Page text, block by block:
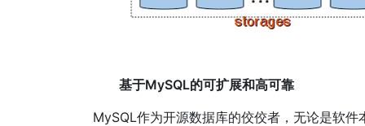
基于MySQL的可扩展和高可靠
MySQL作为开源数据库的佼佼者，无论是软